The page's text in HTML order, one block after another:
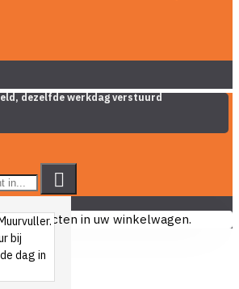
dezelfde werkdag verstuurd
producten in uw winkelwagen.